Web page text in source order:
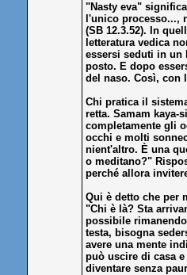
"Nasty eva"
l'unico processo...,
(SB 12.3.52). In
letteratura vedica
essersi seduti in un
posto. E dopo
del naso. Così, con
Chi pratica il
retta. Samam kaya-
completamente gli
occhi e molti
nient'altro. È una
o meditano?"
perché allora
Qui è detto che per
"Chi è là? Sta
possibile
testa, bisogna
avere una mente
può uscire di casa
diventare senza